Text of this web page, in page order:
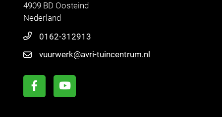
4909 BD Oosteind
Nederland
0162-312913
vuurwerk@avri-tuincentrum.nl